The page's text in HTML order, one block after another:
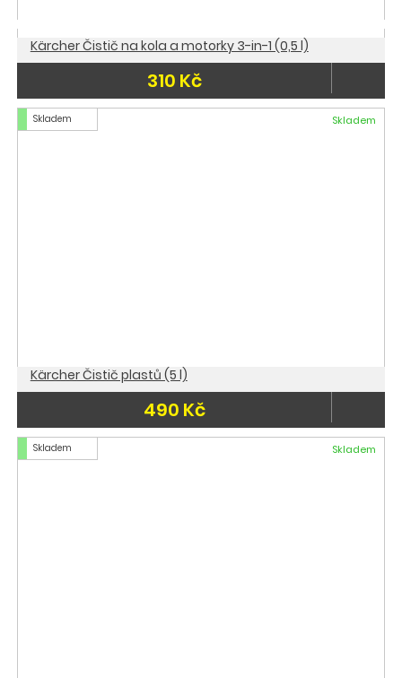
Kärcher Čistič na kola a motorky 3-in-1 (0,5 l)
310 Kč
Skladem Skladem
Kärcher Čistič plastů (5 l)
490 Kč
Skladem Skladem